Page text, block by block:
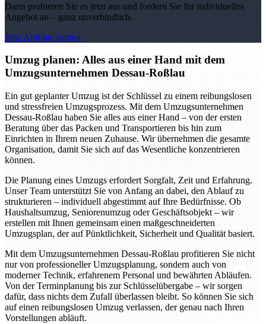
Dann probieren Sie es jetzt aus und fordern Sie Ihr individuelles
Angebot an – ganz unverbindlich.
Jetzt Anfrage starten
Umzug planen: Alles aus einer Hand mit dem
Umzugsunternehmen Dessau-Roßlau
Ein gut geplanter Umzug ist der Schlüssel zu einem reibungslosen
und stressfreien Umzugsprozess. Mit dem Umzugsunternehmen
Dessau-Roßlau haben Sie alles aus einer Hand – von der ersten
Beratung über das Packen und Transportieren bis hin zum
Einrichten in Ihrem neuen Zuhause. Wir übernehmen die gesamte
Organisation, damit Sie sich auf das Wesentliche konzentrieren
können.
Die Planung eines Umzugs erfordert Sorgfalt, Zeit und Erfahrung.
Unser Team unterstützt Sie von Anfang an dabei, den Ablauf zu
strukturieren – individuell abgestimmt auf Ihre Bedürfnisse. Ob
Haushaltsumzug, Seniorenumzug oder Geschäftsobjekt – wir
erstellen mit Ihnen gemeinsam einen maßgeschneiderten
Umzugsplan, der auf Pünktlichkeit, Sicherheit und Qualität basiert.
Mit dem Umzugsunternehmen Dessau-Roßlau profitieren Sie nicht
nur von professioneller Umzugsplanung, sondern auch von
moderner Technik, erfahrenem Personal und bewährten Abläufen.
Von der Terminplanung bis zur Schlüsselübergabe – wir sorgen
dafür, dass nichts dem Zufall überlassen bleibt. So können Sie sich
auf einen reibungslosen Umzug verlassen, der genau nach Ihren
Vorstellungen abläuft.